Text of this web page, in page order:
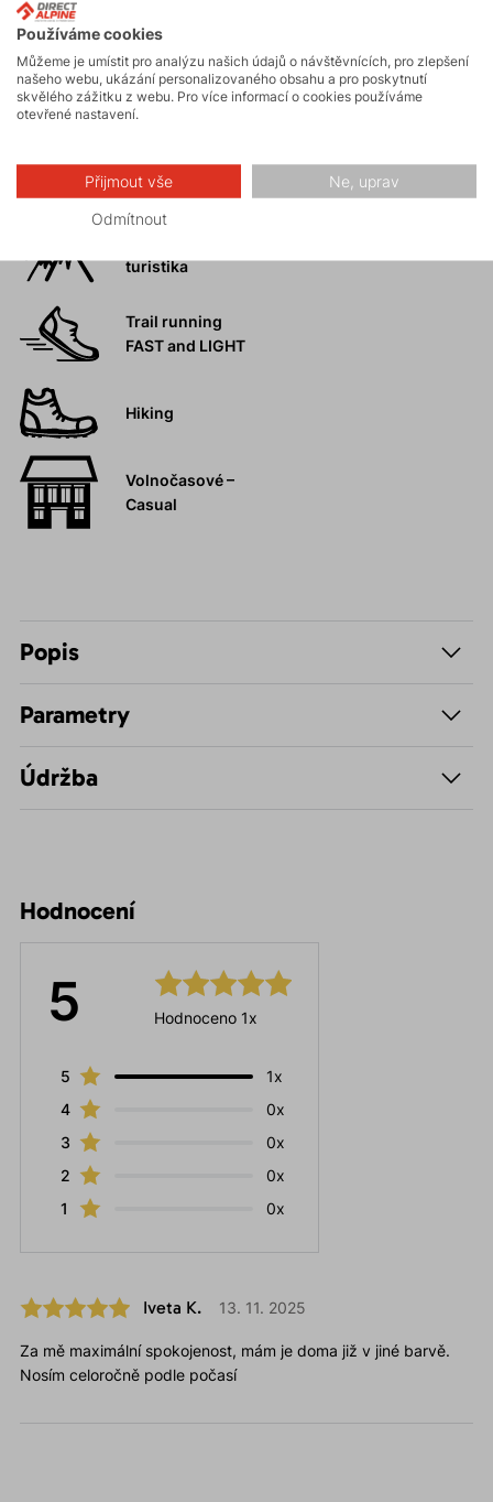
Turistika
Skalní lezení a
ferraty
turistika
Trail running
FAST and LIGHT
Hiking
Volnočasové –
Casual
Popis
Parametry
Údržba
Hodnocení
5 Hodnoceno 1x
5
1x
4
0x
3
0x
2
0x
1
0x
Iveta K. 13. 11. 2025
Za mě maximální spokojenost, mám je doma již v jiné barvě.
Nosím celoročně podle počasí
Používáme cookies
Můžeme je umístit pro analýzu našich údajů o návštěvnících, pro zlepšení
našeho webu, ukázání personalizovaného obsahu a pro poskytnutí
skvělého zážitku z webu. Pro více informací o cookies používáme
otevřené nastavení.
Přijmout vše Ne, uprav
Odmítnout